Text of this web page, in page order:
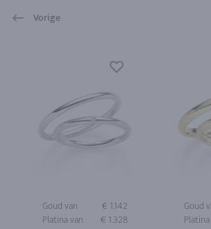
Vorige
Goud van
€ 1.142
Platina van
€ 1.328
Goud